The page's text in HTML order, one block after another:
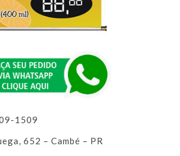
1509
652 – Cambé – PR